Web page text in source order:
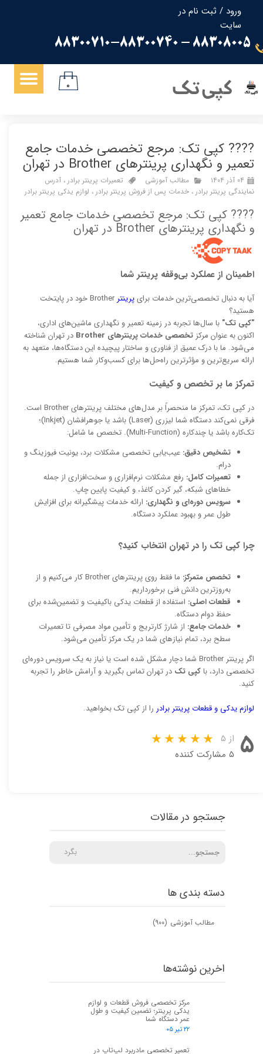
ورود / ثبت نام در
سایت
حساب کاربری من
تغییر گذر واژه
سفارشات
88308005 - 88300710-88300740
کپی تک ۰
???? کپی تک: مرجع تخصصی خدمات جامع
تعمیر و نگهداری پرینترهای Brother در تهران
۰۴ آذر ۱۴۰۴ مطالب آموزشی تعمیرات پرینتر برادر ، آدرس
نمایندگی پرینتر برادر ، خدمات پس از فروش پرینتر برادر ، لوازم یدکی پرینتر برادر
???? کپی تک: مرجع تخصصی خدمات جامع تعمیر
و نگهداری پرینترهای Brother در تهران
اطمینان از عملکرد بی‌وقفه پرینتر شما
آیا به دنبال تخصصی‌ترین خدمات برایپرینتر
Brother خود در پایتخت
هستید؟
"کپی تک" با سال‌ها تجربه در زمینه تعمیر و نگهداری ماشین‌های اداری،
اکنون به عنوان مرکز تخصصی خدمات پرینترهای Brother
در تهران شناخته
می‌شود. ما با درک عمیق از فناوری و ساختار پیچیده این دستگاه‌ها، متعهد به
ارائه سریع‌ترین و مؤثرترین راه‌حل‌ها برای کسب‌وکار شما هستیم.
تمرکز ما بر تخصص و کیفیت
در کپی تک، تمرکز ما منحصراً بر مدل‌های مختلف پرینترهای Brother است.
فرقی نمی‌کند دستگاه شما لیزری (Laser) باشد یا جوهرافشان (Inkjet)؛
تک‌کاره باشد یا چندکاره (Multi-Function). تخصص ما شامل:
تشخیص دقیق: عیب‌یابی تخصصی مشکلات برد، یونیت فیوزینگ و
درام.
تعمیرات کامل: رفع مشکلات نرم‌افزاری و سخت‌افزاری از جمله
خطاهای شبکه، گیر کردن کاغذ، و کیفیت پایین چاپ.
سرویس دوره‌ای و نگهداری: ارائه خدمات پیشگیرانه برای افزایش
طول عمر و بهبود عملکرد دستگاه.
چرا کپی تک را در تهران انتخاب کنید؟
تخصص متمرکز:
ما فقط روی پرینترهای Brother کار می‌کنیم و از
به‌روزترین دانش فنی برخورداریم.
قطعات اصلی: استفاده از قطعات یدکی باکیفیت و تضمین‌شده برای
حفظ دوام دستگاه.
خدمات جامع: از شارژ کارتریج و تأمین مواد مصرفی تا تعمیرات
سطح برد، تمام نیازهای شما در یک مرکز تأمین می‌شود.
اگر پرینتر Brother شما دچار مشکل شده است یا نیاز به یک سرویس دوره‌ای
تخصصی دارد، باکپی تک در تهران تماس بگیرید و آرامش خاطر را تجربه
کنید.
لوازم یدکی و قطعات پرینتر برادر را از کپی تک بخواهید.
۵ از ۵
۵ مشارکت کننده
دسته بندی ها
مطالب آموزشی (۹۰۰)
جستجو در مقالات
بگرد
اخرین نوشته‌ها
مرکز تخصصی فروش قطعات و لوازم
یدکی پرینتر؛ تضمین کیفیت و طول
عمر دستگاه شما
۲۲ تیر ۰۵
تعمیر تخصصی مادربرد لپ‌تاپ در